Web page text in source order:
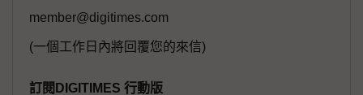
member@digitimes.com
(一個工作日內將回覆您的來信)
訂閱DIGITIMES 行動版